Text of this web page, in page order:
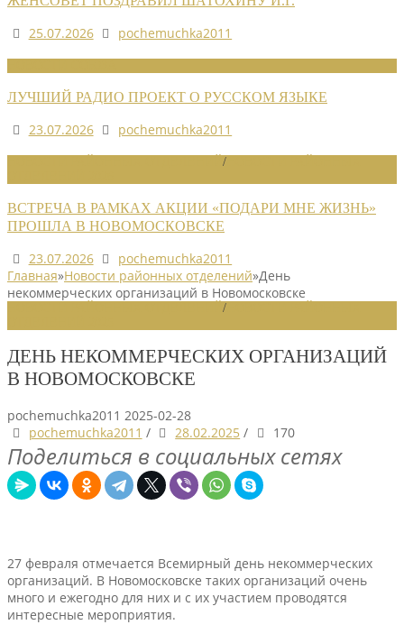
25.07.2026
pochemuchka2011
ЛУЧШИЙ РАДИО ПРОЕКТ О РУССКОМ ЯЗЫКЕ
23.07.2026
pochemuchka2011
/
ВСТРЕЧА В РАМКАХ АКЦИИ «ПОДАРИ МНЕ ЖИЗНЬ»
ПРОШЛА В НОВОМОСКОВСКЕ
23.07.2026
pochemuchka2011
Главная»Новости районных отделений»День
некоммерческих организаций в Новомосковске
/
ДЕНЬ НЕКОММЕРЧЕСКИХ ОРГАНИЗАЦИЙ
В НОВОМОСКОВСКЕ
pochemuchka2011 2025-02-28
pochemuchka2011 / 28.02.2025 / 170
Поделиться в социальных сетях
27 февраля отмечается Всемирный день некоммерческих
организаций. В Новомосковске таких организаций очень
много и ежегодно для них и с их участием проводятся
интересные мероприятия.